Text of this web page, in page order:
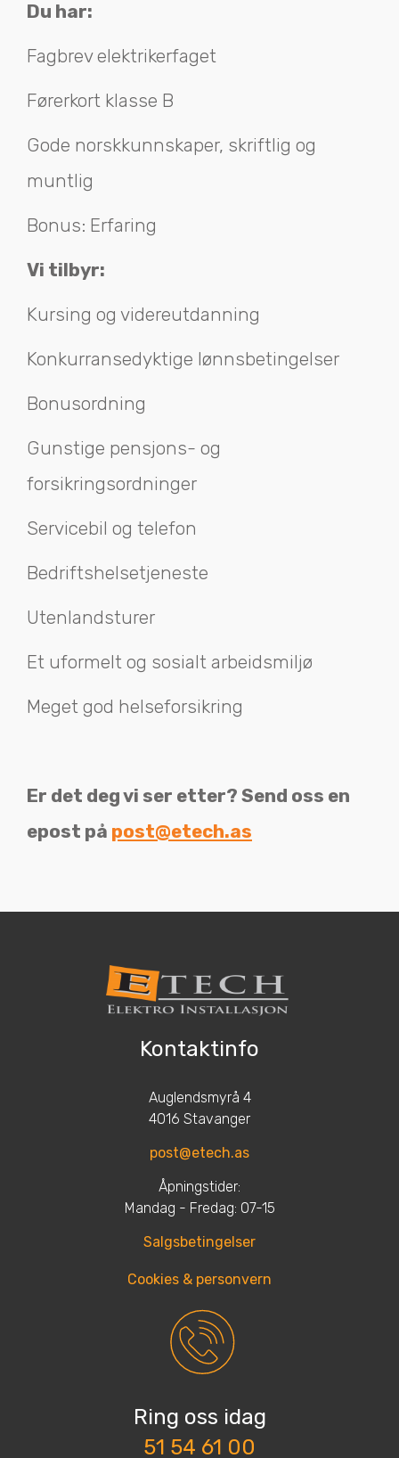
Du har:
Fagbrev elektrikerfaget
Førerkort klasse B
Gode norskkunnskaper, skriftlig og
muntlig
Bonus: Erfaring
Vi tilbyr:
Kursing og videreutdanning
Konkurransedyktige lønnsbetingelser
Bonusordning
Gunstige pensjons- og
forsikringsordninger
Servicebil og telefon
Bedriftshelsetjeneste
Utenlandsturer
Et uformelt og sosialt arbeidsmiljø
Meget god helseforsikring
Er det deg vi ser etter? Send oss en
epost på post@etech.as
Kontaktinfo
Auglendsmyrå 4
4016 Stavanger
post@etech.as
Åpningstider:
Mandag - Fredag: 07-15
Salgsbetingelser
Cookies & personvern
Ring oss idag
51 54 61 00